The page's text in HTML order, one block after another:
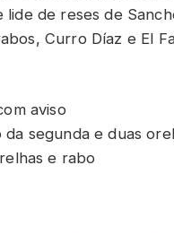
de reses de
Curro Díaz e El
aviso
segunda e duas
e rabo